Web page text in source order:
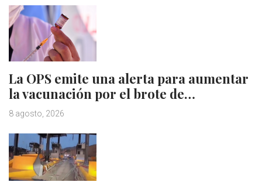
La OPS emite una alerta para aumentar
la vacunación por el brote de…
8 agosto, 2026